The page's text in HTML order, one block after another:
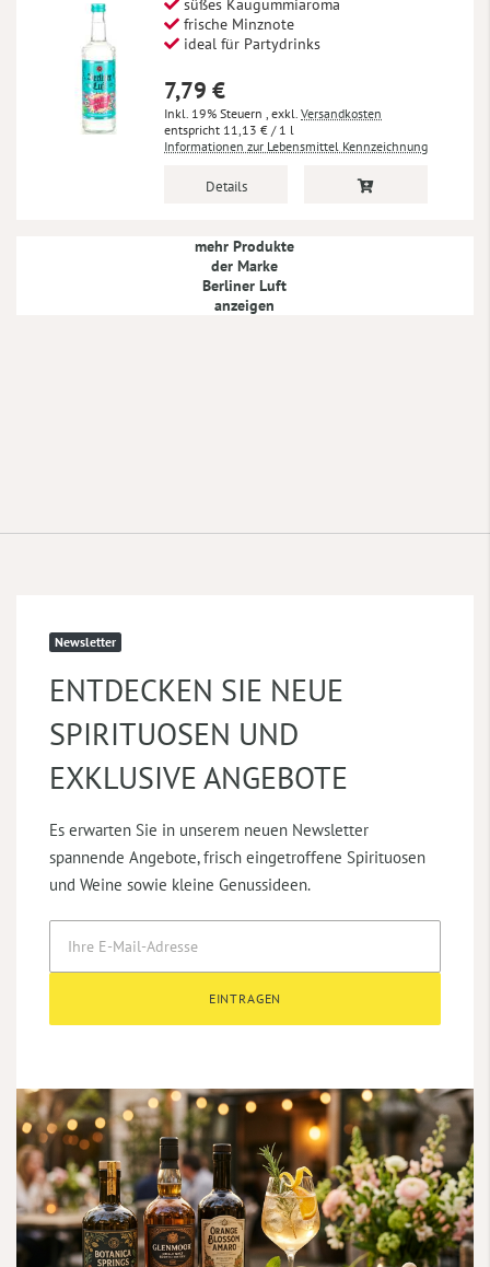
süßes Kaugummiaroma
frische Minznote
ideal für Partydrinks
7,79 €
Inkl. 19% Steuern , exkl. Versandkosten
11,13 € / 1 l
Informationen zur Lebensmittel Kennzeichnung
Details
mehr Produkte
der Marke
Berliner Luft
anzeigen
Newsletter
ENTDECKEN SIE NEUE
SPIRITUOSEN UND
EXKLUSIVE ANGEBOTE
Es erwarten Sie in unserem neuen Newsletter
spannende Angebote, frisch eingetroffene Spirituosen
und Weine sowie kleine Genussideen.
EINTRAGEN